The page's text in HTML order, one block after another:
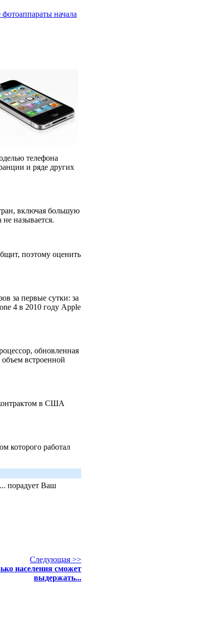
начала
телефона
и ряде других
включая большую
называется.
поэтому оценить
за первые сутки: за
4 в 2010 году Apple
обновленная
встроенной
в США
которого работал
порадует Ваш
Следующая >>
населения сможет
выдержать...